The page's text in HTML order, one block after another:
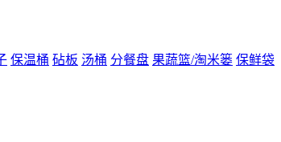
保温桶 砧板 汤桶 分餐盘 果蔬篮/淘米篓 保鲜袋